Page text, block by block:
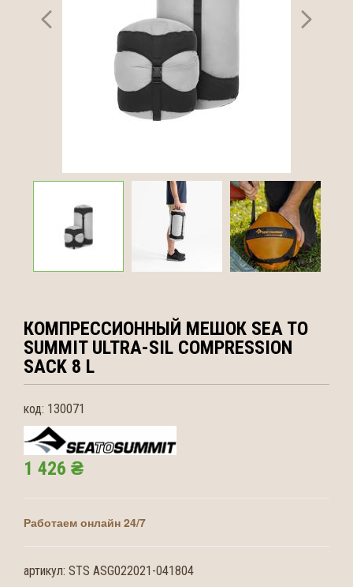
КОМПРЕССИОННЫЙ МЕШОК SEA TO
SUMMIT ULTRA-SIL COMPRESSION
SACK 8 L
код: 130071
1 426 ₴
Работаем онлайн 24/7
артикул: STS ASG022021-041804